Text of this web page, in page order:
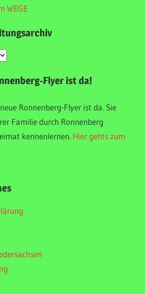
WEGE
Flyer ist da!
Ronnenberg-Flyer ist da. Sie
Familie durch Ronnenberg
kennenlernen. Hier gehts zum